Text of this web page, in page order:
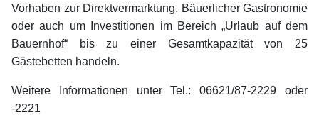
Vorhaben zur Direktvermarktung, Bäuerlicher Gastronomie
oder auch um Investitionen im Bereich „Urlaub auf dem
Bauernhof“ bis zu einer Gesamtkapazität von 25
Gästebetten handeln.
Weitere Informationen unter Tel.: 06621/87-2229 oder
-2221